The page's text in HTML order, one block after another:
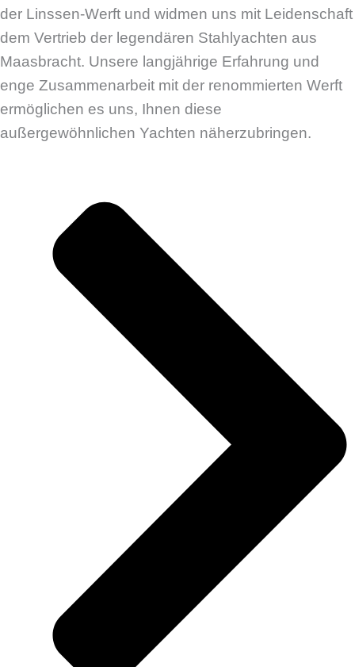
der Linssen-Werft und widmen uns mit Leidenschaft
dem Vertrieb der legendären Stahlyachten aus
Maasbracht. Unsere langjährige Erfahrung und
enge Zusammenarbeit mit der renommierten Werft
ermöglichen es uns, Ihnen diese
außergewöhnlichen Yachten näherzubringen.